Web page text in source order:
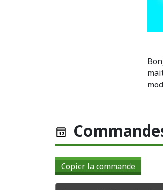
Copier la commande